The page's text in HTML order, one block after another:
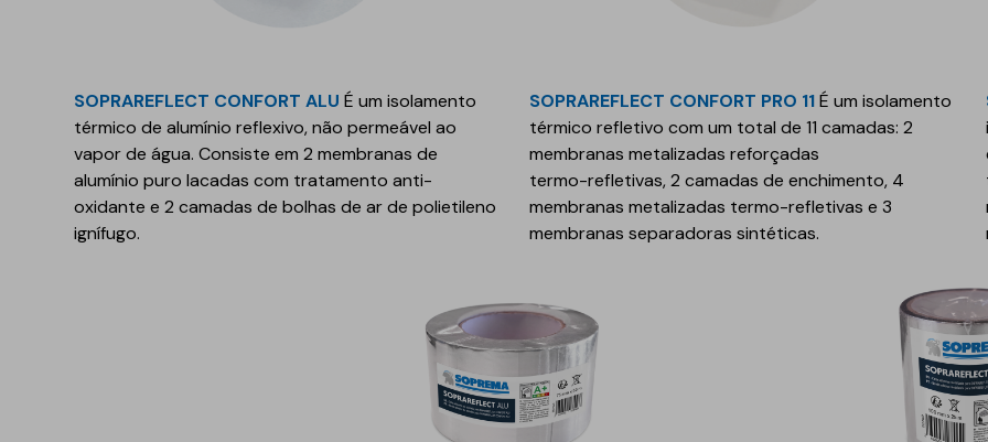
Produtos de selagem
Espumas
Membranas sintéticas
Complementos e
acessórios
Túneis e fundações
Manutenção de estradas
Obras hidráulicas
Pontes e parques de
estacionamento
Geotêxteis/Drenagens
SOPRAREFLECT CONFORT ALU É um isolamento
térmico de alumínio reflexivo, não permeável ao
vapor de água. Consiste em 2 membranas de
alumínio puro lacadas com tratamento anti-
oxidante e 2 camadas de bolhas de ar de polietileno
ignífugo.
SOPRAREFLECT CONFORT PRO 11É um isolamento
térmico refletivo com um total de 11 camadas: 2
membranas metalizadas reforçadas
termo-refletivas, 2 camadas de enchimento, 4
membranas metalizadas termo-refletivas e 3
membranas separadoras sintéticas.